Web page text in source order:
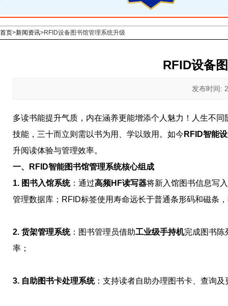
首页>新闻资讯>RFID设备图书馆管理系统升级
RFID设备
发布时间:
多读书能提升气质，内在涵养更能增添个人魅力！人生不
技能，三十而立则需以书为用、学以致用。如今 RFID智能
升阅读体验与管理效率。
一、RFID智能图书馆管理系统核心组成
1. 图书入馆系统：通过高频HF读写器将新入馆图书信息写
管理数据库；RFID标签使用寿命远长于普通条形码和磁条
2. 货架管理系统：图书管理员借助工业级手持机完成图书陈
率；
3. 自助图书卡处理系统：支持读者自助办理图书卡、查询